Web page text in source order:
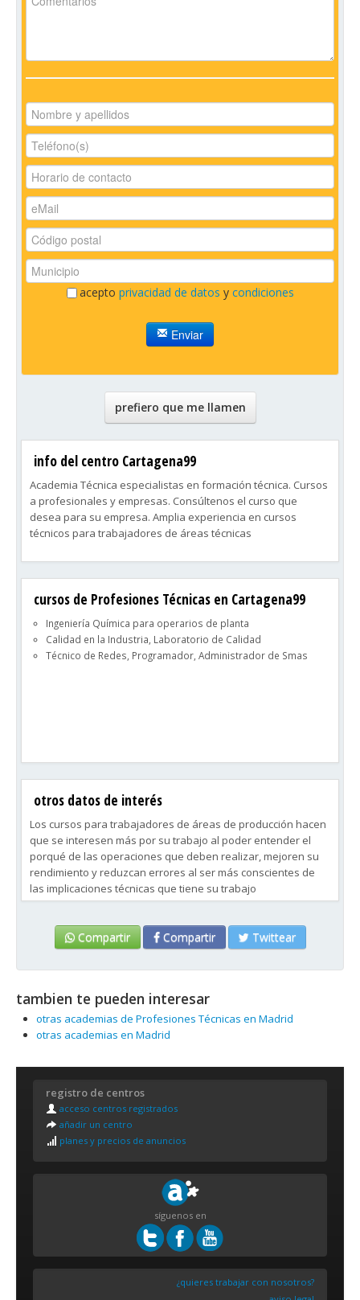
acepto privacidad de datos y condiciones
Enviar
prefiero que me llamen
info del centro Cartagena99
Academia Técnica especialistas en formación técnica. Cursos
a profesionales y empresas. Consúltenos el curso que
desea para su empresa. Amplia experiencia en cursos
técnicos para trabajadores de áreas técnicas
cursos de Profesiones Técnicas en Cartagena99
Ingeniería Química para operarios de planta
Calidad en la Industria, Laboratorio de Calidad
Técnico de Redes, Programador, Administrador de Smas
otros datos de interés
Los cursos para trabajadores de áreas de producción hacen
que se interesen más por su trabajo al poder entender el
porqué de las operaciones que deben realizar, mejoren su
rendimiento y reduzcan errores al ser más conscientes de
las implicaciones técnicas que tiene su trabajo
Compartir Compartir Twittear
tambien te pueden interesar
otras academias de Profesiones Técnicas en Madrid
otras academias en Madrid
registro de centros
acceso centros registrados
añadir un centro
planes y precios de anuncios
síguenos en
¿quieres trabajar con nosotros?